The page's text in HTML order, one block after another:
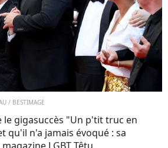
/ BESTIMAGE
gigasuccès "Un p'tit truc en
qu'il n'a jamais évoqué : sa